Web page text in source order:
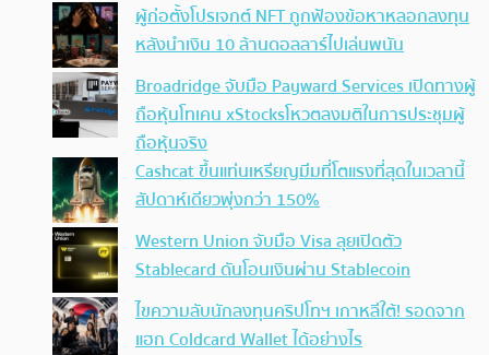
ผู้ก่อตั้งโปรเจกต์ NFT ถูกฟ้องข้อหาหลอกลงทุน
หลังนำเงิน 10 ล้านดอลลาร์ไปเล่นพนัน
Broadridge จับมือ Payward Services เปิดทางผู้
ถือหุ้นโทเคน xStocksโหวตลงมติในการประชุมผู้
ถือหุ้นจริง
Cashcat ขึ้นแท่นเหรียญมีมที่โตแรงที่สุดในเวลานี้
สัปดาห์เดียวพุ่งกว่า 150%
Western Union จับมือ Visa ลุยเปิดตัว
Stablecard ดันโอนเงินผ่าน Stablecoin
ไขความลับนักลงทุนคริปโทฯ เกาหลีใต้! รอดจาก
แฮก Coldcard Wallet ได้อย่างไร